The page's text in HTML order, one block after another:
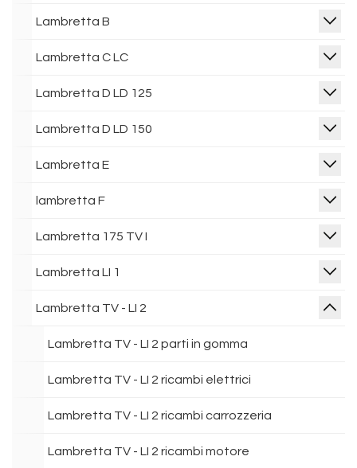
Lambretta B
Lambretta C LC
Lambretta D LD 125
Lambretta D LD 150
Lambretta E
lambretta F
Lambretta 175 TV I
Lambretta LI 1
Lambretta TV - LI 2
Lambretta TV - LI 2 parti in gomma
Lambretta TV - LI 2 ricambi elettrici
Lambretta TV - LI 2 ricambi carrozzeria
Lambretta TV - LI 2 ricambi motore